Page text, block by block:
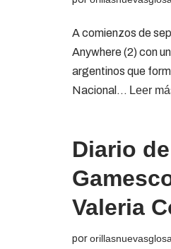
A comienzos de
Anywhere (2) con
argentinos que
Nacional… Leer
Diario
Valeria
por